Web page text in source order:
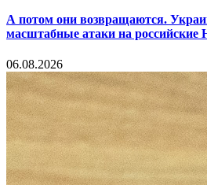
А потом они возвращаются.
масштабные атаки на российские
06.08.2026